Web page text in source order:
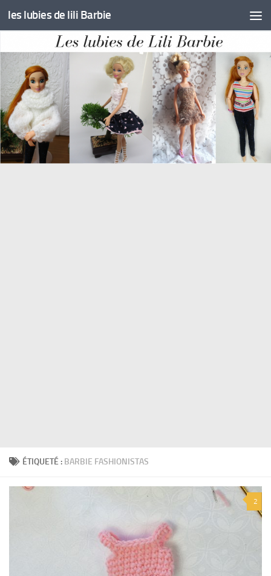
Skip to content
les lubies de lili Barbie
ÉTIQUETÉ : BARBIE FASHIONISTAS
2